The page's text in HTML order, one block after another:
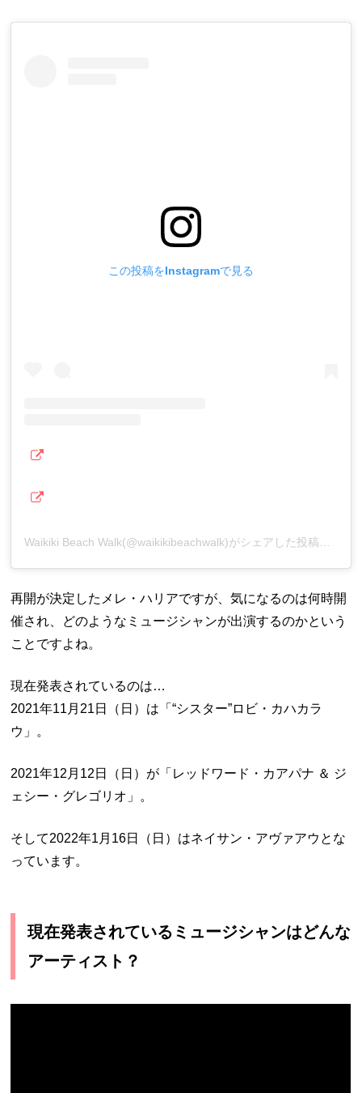
この投稿をInstagramで見る
Waikiki Beach Walk(@waikikibeachwalk)がシェアした投稿
再開が決定したメレ・ハリアですが、気になるのは何時開
催され、どのようなミュージシャンが出演するのかという
ことですよね。
現在発表されているのは…
2021年11月21日（日）は「“シスター”ロビ・カハカラ
ウ」。
2021年12月12日（日）が「レッドワード・カアパナ ＆ ジ
ェシー・グレゴリオ」。
そして2022年1月16日（日）はネイサン・アヴァアウとな
っています。
現在発表されているミュージシャンはどんな
アーティスト？